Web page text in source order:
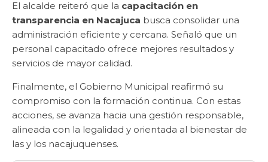
El alcalde reiteró que la capacitación en
transparencia en Nacajuca busca consolidar una
administración eficiente y cercana. Señaló que un
personal capacitado ofrece mejores resultados y
servicios de mayor calidad.
Finalmente, el Gobierno Municipal reafirmó su
compromiso con la formación continua. Con estas
acciones, se avanza hacia una gestión responsable,
alineada con la legalidad y orientada al bienestar de
las y los nacajuquenses.